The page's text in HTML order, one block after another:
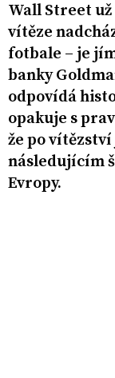
Wall Street
vítěze
fotbale – je
banky
odpovídá
opakuje s
že po
následujícím
Evropy.